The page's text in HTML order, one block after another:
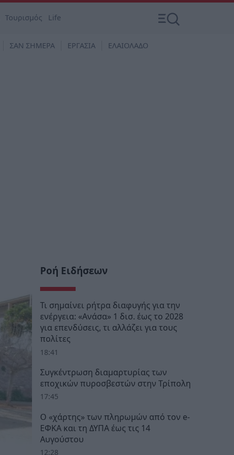
Τουρισμός Life
ΣΑΝ ΣΗΜΕΡΑ ΕΡΓΑΣΙΑ ΕΛΑΙΟΛΑΔΟ
Ροή Ειδήσεων
Τι σημαίνει ρήτρα διαφυγής για την
ενέργεια: «Ανάσα» 1 δισ. έως το 2028
για επενδύσεις, τι αλλάζει για τους
πολίτες
18:41
Συγκέντρωση διαμαρτυρίας των
εποχικών πυροσβεστών στην Τρίπολη
17:45
Ο «χάρτης» των πληρωμών από τον e-
ΕΦΚΑ και τη ΔΥΠΑ έως τις 14
Αυγούστου
12:28